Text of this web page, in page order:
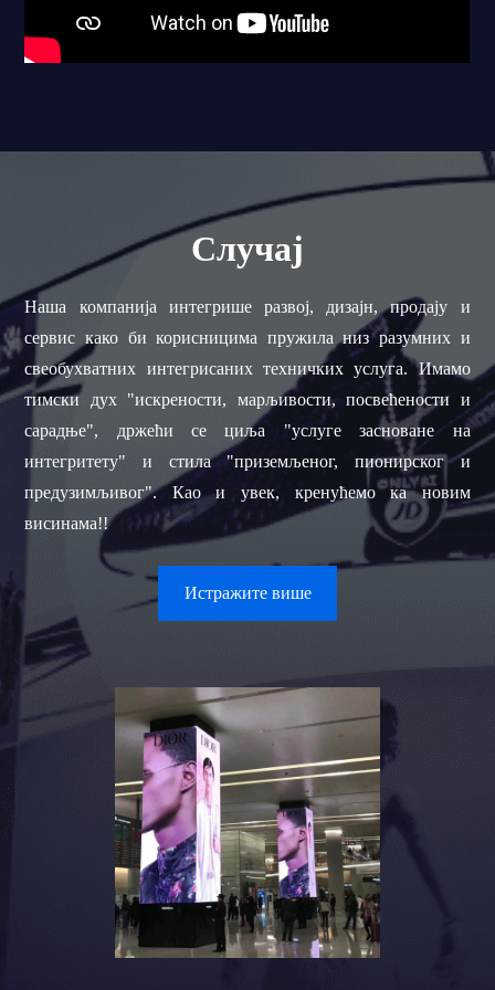
Случај
Наша компанија интегрише развој, дизајн, продају и
сервис како би корисницима пружила низ разумних и
свеобухватних интегрисаних техничких услуга. Имамо
тимски дух "искрености, марљивости, посвећености и
сарадње", држећи се циља "услуге засноване на
интегритету" и стила "приземљеног, пионирског и
предузимљивог". Као и увек, кренућемо ка новим
висинама!!
Истражите више